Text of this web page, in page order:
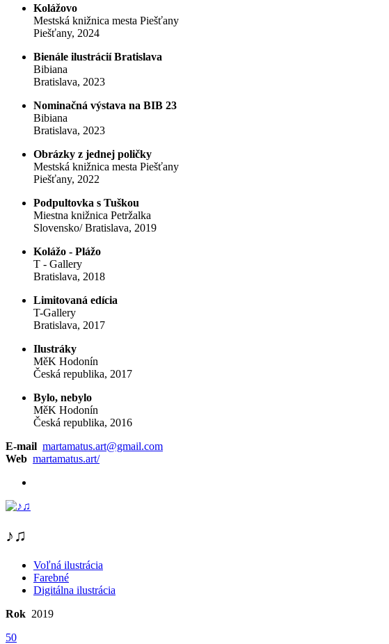
Kolážovo
Mestská knižnica mesta Piešťany
Piešťany, 2024
Bienále ilustrácií Bratislava
Bibiana
Bratislava, 2023
Nominačná výstava na BIB 23
Bibiana
Bratislava, 2023
Obrázky z jednej poličky
Mestská knižnica mesta Piešťany
Piešťany, 2022
Podpultovka s Tuškou
Miestna knižnica Petržalka
Slovensko/ Bratislava, 2019
Kolážo - Plážo
T - Gallery
Bratislava, 2018
Limitovaná edícia
T-Gallery
Bratislava, 2017
Ilustráky
MěK Hodonín
Česká republika, 2017
Bylo, nebylo
MěK Hodonín
Česká republika, 2016
E-mail martamatus.art@gmail.com
Web martamatus.art/
♪♫
Voľná ilustrácia
Farebné
Digitálna ilustrácia
Rok 2019
50